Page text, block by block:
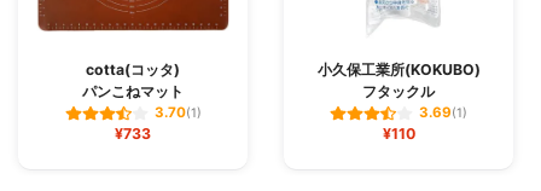
cotta(コッタ)
パンこねマット
3.70(1)
¥733
小久保工業所(KOKUBO)
フタックル
3.69(1)
¥110